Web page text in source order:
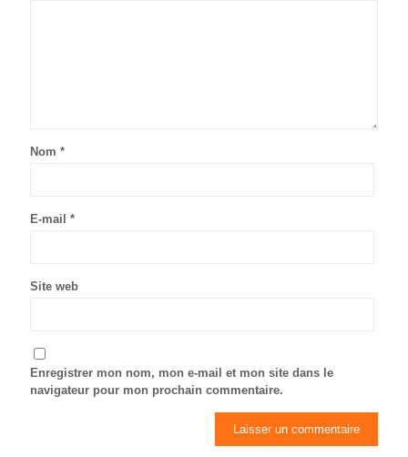
Nom *
E-mail *
Site web
Enregistrer mon nom, mon e-mail et mon site dans le
navigateur pour mon prochain commentaire.